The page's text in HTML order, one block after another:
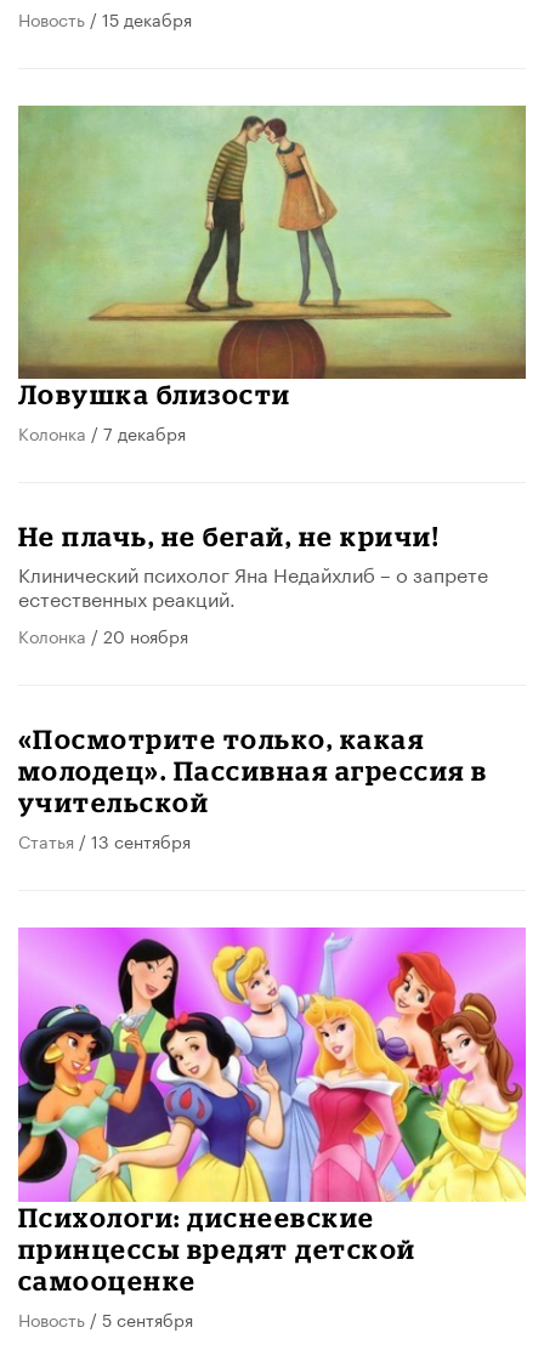
Новость / 15 декабря
Ловушка близости
Колонка / 7 декабря
Не плачь, не бегай, не кричи!
Клинический психолог Яна Недайхлиб – о запрете
естественных реакций.
Колонка / 20 ноября
«Посмотрите только, какая
молодец». Пассивная агрессия в
учительской
Статья / 13 сентября
Психологи: диснеевские
принцессы вредят детской
самооценке
Новость / 5 сентября